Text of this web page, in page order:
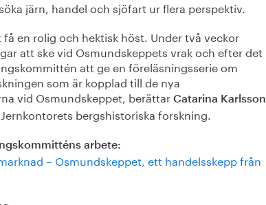
järn, handel och sjöfart ur flera perspektiv.
en rolig och hektisk höst. Under två veckor
att ske vid Osmundskeppets vrak och efter det
att ge en föreläsningsserie om
som är kopplad till de nya
vid Osmundskeppet, berättar Catarina Karlsson
bergshistoriska forskning.
arbete:
– Osmundskeppet, ett handelsskepp från